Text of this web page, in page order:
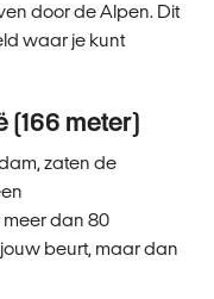
door de Alpen. Dit
waar je kunt
(166 meter)
zaten de
dan 80
beurt, maar dan